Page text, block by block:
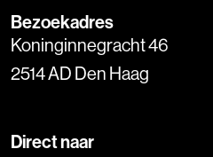
Bezoekadres
Koninginnegracht 46
2514 AD Den Haag
Direct naar